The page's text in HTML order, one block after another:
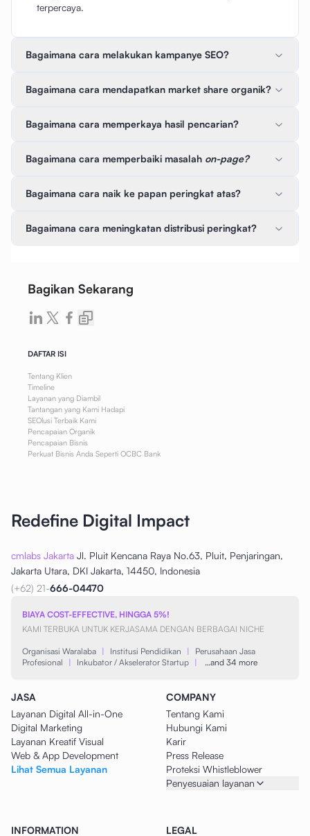
terpercaya.
Bagaimana cara melakukan kampanye SEO?
Bagaimana cara mendapatkan market share organik?
Bagaimana cara memperkaya hasil pencarian?
Bagaimana cara memperbaiki masalah on-page?
Bagaimana cara naik ke papan peringkat atas?
Bagaimana cara meningkatan distribusi peringkat?
Bagikan Sekarang
DAFTAR ISI
Tentang Klien
Timeline
Layanan yang Diambil
Tantangan yang Kami Hadapi
SEOlusi Terbaik Kami
Pencapaian Organik
Pencapaian Bisnis
Perkuat Bisnis Anda Seperti OCBC Bank
Redefine Digital Impact
cmlabs Jakarta Jl. Pluit Kencana Raya No.63, Pluit, Penjaringan,
Jakarta Utara, DKI Jakarta, 14450, Indonesia
(+62) 21-666-04470
BIAYA COST-EFFECTIVE, HINGGA 5%!
KAMI TERBUKA UNTUK KERJASAMA DENGAN BERBAGAI NICHE
Organisasi Waralaba | Institusi Pendidikan |
Perusahaan Jasa
Profesional
| Inkubator / Akselerator Startup | …and 34 more
JASA
Layanan Digital All-in-One
Digital Marketing
Layanan Kreatif Visual
Web & App Development
Lihat Semua Layanan
COMPANY
Tentang Kami
Hubungi Kami
Karir
Press Release
Proteksi Whistleblower
Penyesuaian layanan
INFORMATION LEGAL